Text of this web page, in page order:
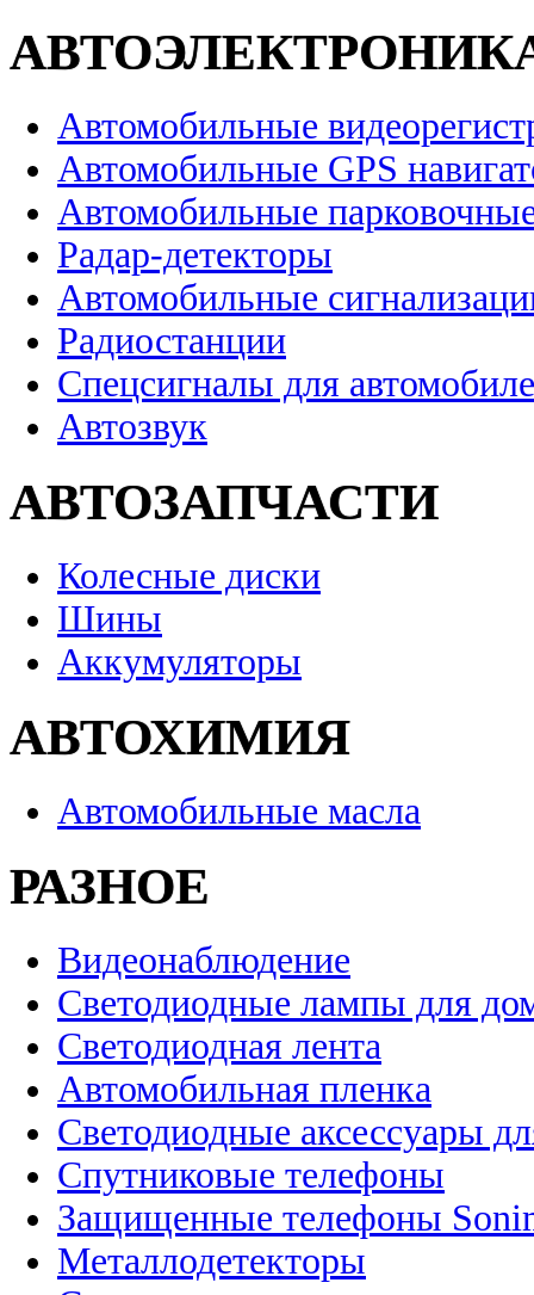
Автомобильные
Автомобильные GPS
Автомобильные
Радар-детекторы
Автомобильные
Радиостанции
Спецсигналы для
Автозвук
АВТОЗАПЧАСТИ
Колесные диски
Шины
Аккумуляторы
АВТОХИМИЯ
Автомобильные масла
РАЗНОЕ
Видеонаблюдение
Светодиодные лампы для
Светодиодная лента
Автомобильная пленка
Светодиодные аксессуары
Спутниковые телефоны
Защищенные телефоны
Металлодетекторы